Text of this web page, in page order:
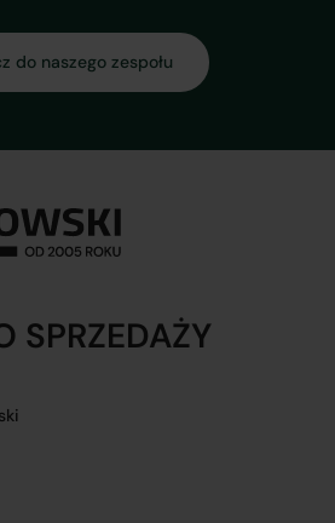
SPRZEDAŻY
do naszego zespołu